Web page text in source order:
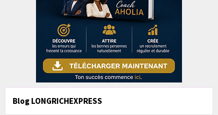
Blog LONGRICHEXPRESS